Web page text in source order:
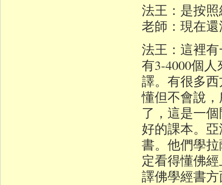
法王：是按
老師：現在
法王：這裡
有3-4000個
譯。有很多
懂但不會說
了，這是一
好的課本。
書。他們學
定看得懂佛
譯佛學經書